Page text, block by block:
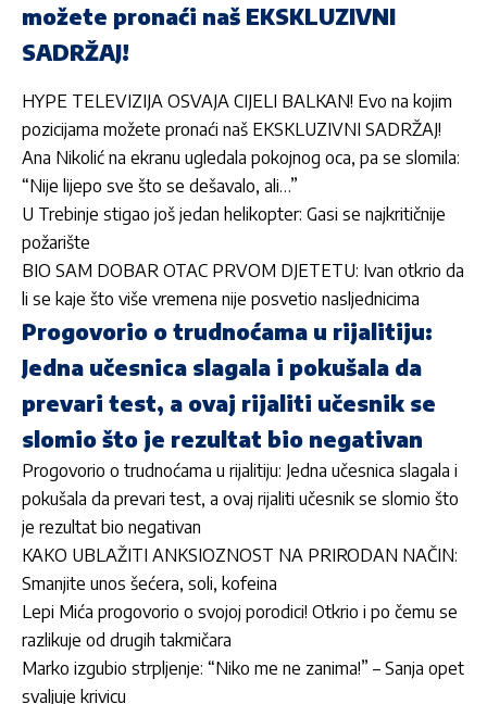
možete pronaći naš EKSKLUZIVNI
SADRŽAJ!
HYPE TELEVIZIJA OSVAJA CIJELI BALKAN! Evo na kojim
pozicijama možete pronaći naš EKSKLUZIVNI SADRŽAJ!
Ana Nikolić na ekranu ugledala pokojnog oca, pa se slomila:
“Nije lijepo sve što se dešavalo, ali…”
U Trebinje stigao još jedan helikopter: Gasi se najkritičnije
požarište
BIO SAM DOBAR OTAC PRVOM DJETETU: Ivan otkrio da
li se kaje što više vremena nije posvetio nasljednicima
Progovorio o trudnoćama u rijalitiju:
Jedna učesnica slagala i pokušala da
prevari test, a ovaj rijaliti učesnik se
slomio što je rezultat bio negativan
Progovorio o trudnoćama u rijalitiju: Jedna učesnica slagala i
pokušala da prevari test, a ovaj rijaliti učesnik se slomio što
je rezultat bio negativan
KAKO UBLAŽITI ANKSIOZNOST NA PRIRODAN NAČIN:
Smanjite unos šećera, soli, kofeina
Lepi Mića progovorio o svojoj porodici! Otkrio i po čemu se
razlikuje od drugih takmičara
Marko izgubio strpljenje: “Niko me ne zanima!” – Sanja opet
svaljuje krivicu